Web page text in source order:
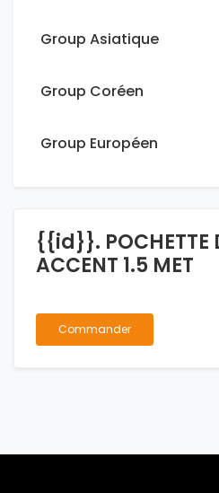
Group Asiatique
Group Coréen
Group Européen
{{id}}. POCHETTE
ACCENT 1.5 MET
Commander